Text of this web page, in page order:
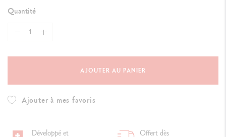
Quantité
AJOUTER AU PANIER
Ajouter à mes favoris
Développé et
Offert dès